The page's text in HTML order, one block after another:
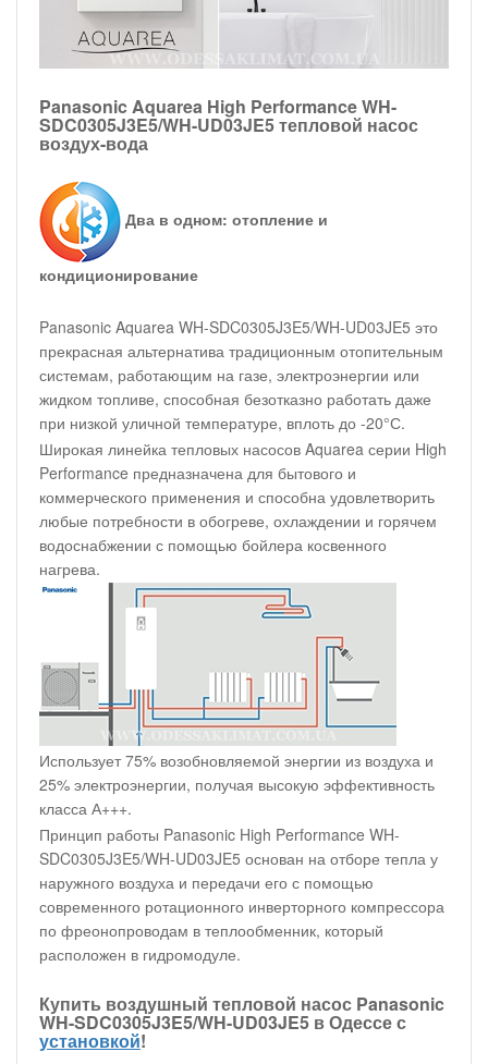
Panasonic Aquarea High Performance WH-
SDC0305J3E5/WH-UD03JE5 тепловой насос
воздух-вода
Два в одном: отопление и
кондиционирование
Panasonic Aquarea WH-SDC0305J3E5/WH-UD03JE5 это
прекрасная альтернатива традиционным отопительным
системам, работающим на газе, электроэнергии или
жидком топливе, способная безотказно работать даже
при низкой уличной температуре, вплоть до -20°С.
Широкая линейка тепловых насосов Aquarea серии High
Performance предназначена для бытового и
коммерческого применения и способна удовлетворить
любые потребности в обогреве, охлаждении и горячем
водоснабжении с помощью бойлера косвенного
нагрева.
Использует 75% возобновляемой энергии из воздуха и
25% электроэнергии, получая высокую эффективность
класса А+++.
Принцип работы Panasonic High Performance WH-
SDC0305J3E5/WH-UD03JE5 основан на отборе тепла у
наружного воздуха и передачи его с помощью
современного ротационного инверторного компрессора
по фреонопроводам в теплообменник, который
расположен в гидромодуле.
Купить воздушный тепловой насос Panasonic
WH-SDC0305J3E5/WH-UD03JE5 в Одессе с
установкой!